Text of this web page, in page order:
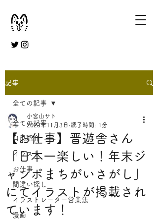
記事
全ての記事
自己紹介
イラスト
お仕事
間違い探し
イラストレーター営業法
漫画
全ての記事
【お仕事】晋遊舎さん
「日本一楽しい！年末ジ
ャンボまちがいさがし」
にてイラストが掲載され
ています！
小宮山サト
2023年11月3日 読了時間: 1分